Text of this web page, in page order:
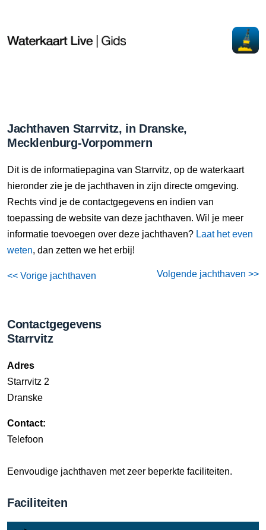
Jachthaven Starrvitz, in Dranske,
Mecklenburg-Vorpommern
Dit is de informatiepagina van Starrvitz, op de waterkaart
hieronder zie je de jachthaven in zijn directe omgeving.
Rechts vind je de contactgegevens en indien van
toepassing de website van deze jachthaven. Wil je meer
informatie toevoegen over deze jachthaven? Laat het even
weten, dan zetten we het erbij!
<< Vorige jachthaven Volgende jachthaven >>
Contactgegevens
Starrvitz
Adres
Starrvitz 2
Dranske
Contact:
Telefoon
Eenvoudige jachthaven met zeer beperkte faciliteiten.
Faciliteiten